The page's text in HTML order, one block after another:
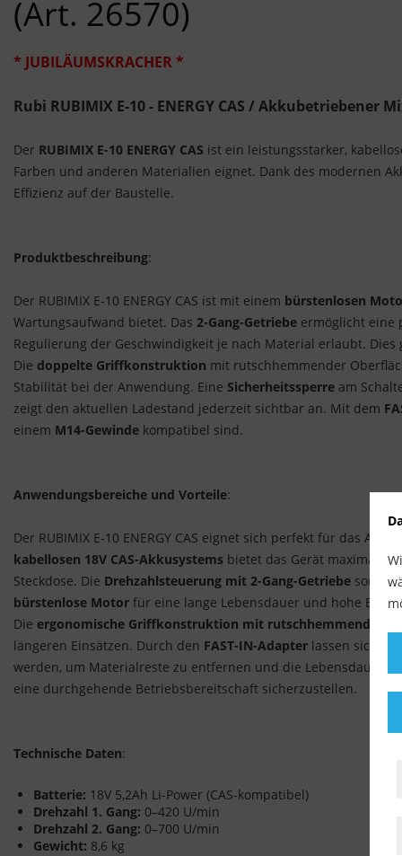
(Art. 26570)
* JUBILÄUMSKRACHER *
Rubi RUBIMIX E-10 - ENERGY CAS / Akkubetriebener
Der RUBIMIX E-10 ENERGY CAS ist ein leistungsstarker,
Farben und anderen Materialien eignet. Dank des modernen
Effizienz auf der Baustelle.
Produktbeschreibung:
Der RUBIMIX E-10 ENERGY CAS ist mit einem bürstenlosen
Wartungsaufwand bietet. Das 2-Gang-Getriebe ermöglicht eine
Regulierung der Geschwindigkeit je nach Material erlaubt.
Die doppelte Griffkonstruktion mit rutschhemmender
Stabilität bei der Anwendung. Eine Sicherheitssperre am
zeigt den aktuellen Ladestand jederzeit sichtbar an. Mit dem
einem M14-Gewinde kompatibel sind.
Anwendungsbereiche und Vorteile:
Der RUBIMIX E-10 ENERGY CAS eignet sich perfekt für das
kabellosen 18V CAS-Akkusystems bietet das Gerät maximale
Steckdose. Die Drehzahlsteuerung mit 2-Gang-Getriebe sorgt
bürstenlose Motor für eine lange Lebensdauer und hohe
Die ergonomische Griffkonstruktion mit rutschhemmender
längeren Einsätzen. Durch den FAST-IN-Adapter lassen sich
werden, um Materialreste zu entfernen und die Lebensdauer
eine durchgehende Betriebsbereitschaft sicherzustellen.
Technische Daten:
Batterie: 18V 5,2Ah Li-Power (CAS-kompatibel)
Drehzahl 1. Gang: 0–420 U/min
Drehzahl 2. Gang: 0–700 U/min
Gewicht: 8,6 kg